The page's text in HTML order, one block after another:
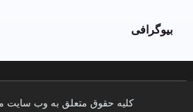
بیوگرافی
کلیه حقوق متعلق به وب سایت